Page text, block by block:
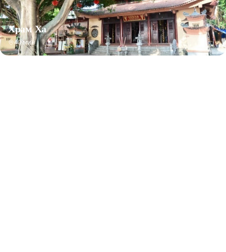
Храм Ха
40 мин